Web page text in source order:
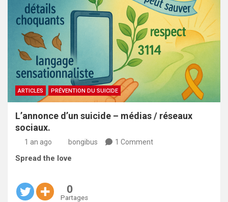
ARTICLES PRÉVENTION DU SUICIDE
L’annonce d’un suicide – médias / réseaux
sociaux.
1 an ago bongibus 1 Comment
Spread the love
0
Partages